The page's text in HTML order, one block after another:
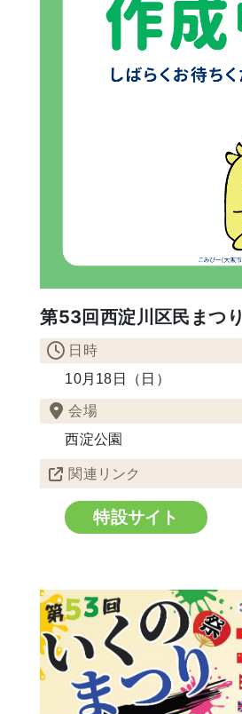
第53回西淀川区民まつり
日時
10月18日（日）
会場
西淀公園
関連リンク
特設サイト